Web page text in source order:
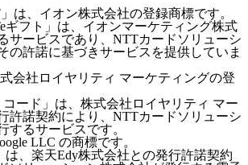
は、イオン株式会社の登録商標です。
ギフト」は、イオンマーケティング株式
サービスであり、NTTカードソリューシ
の許諾に基づきサービスを提供していま
会社ロイヤリティ マーケティングの登
ード」は、株式会社ロイヤリティ マー
許諾契約により、NTTカードソリューシ
するサービスです。
LLC の商標です。
、楽天Edy株式会社との発行許諾契約